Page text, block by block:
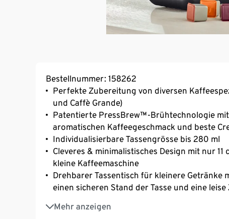
Bestellnummer: 158262
Perfekte Zubereitung von diversen
und Caffè Grande)
Patentierte PressBrew™-Brühtechnologie
aromatischen Kaffeegeschmack und beste
Individualisierbare Tassengrösse bis 280 ml
Cleveres & minimalistisches Design mit nur
kleine Kaffeemaschine
Drehbarer Tassentisch für kleinere
einen sicheren Stand der Tasse und eine
Mehr anzeigen
Beleuchtete Tassenstellfläche für grosse &
Beleuchtete Tasten für eine einfache und